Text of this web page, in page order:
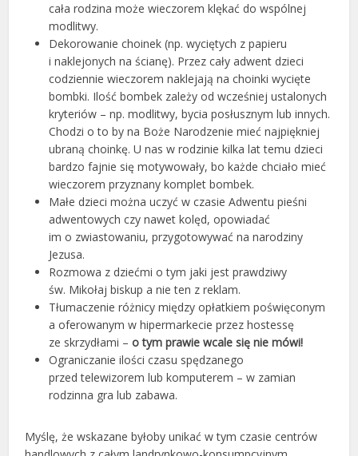
cała rodzina może wieczorem klękać do wspólnej
modlitwy.
Dekorowanie choinek (np. wyciętych z papieru
i naklejonych na ścianę). Przez cały adwent dzieci
codziennie wieczorem naklejają na choinki wycięte
bombki. Ilość bombek zależy od wcześniej ustalonych
kryteriów – np. modlitwy, bycia posłusznym lub innych.
Chodzi o to by na Boże Narodzenie mieć najpiękniej
ubraną choinkę. U nas w rodzinie kilka lat temu dzieci
bardzo fajnie się motywowały, bo każde chciało mieć
wieczorem przyznany komplet bombek.
Małe dzieci można uczyć w czasie Adwentu pieśni
adwentowych czy nawet kolęd, opowiadać
im o zwiastowaniu, przygotowywać na narodziny
Jezusa.
Rozmowa z dziećmi o tym jaki jest prawdziwy
św. Mikołaj biskup a nie ten z reklam.
Tłumaczenie różnicy między opłatkiem poświęconym
a oferowanym w hipermarkecie przez hostessę
ze skrzydłami –o tym prawie wcale się nie mówi!
Ograniczanie ilości czasu spędzanego
przed telewizorem lub komputerem – w zamian
rodzinna gra lub zabawa.
Myślę, że wskazane byłoby unikać w tym czasie centrów